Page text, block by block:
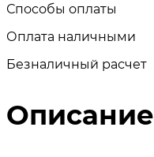
Способы оплаты
Оплата наличными
Безналичный расчет
Описание